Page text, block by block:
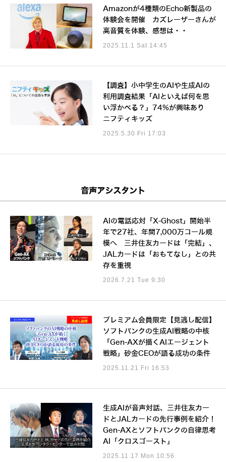
Amazonが4種類のEcho新製品の
体験会を開催 カズレーザーさんが
高音質を体験、感想は・・
2025.11.1 Sat 14:45
【調査】小中学生のAIや生成AIの
利用調査結果「AIといえば何を思
い浮かべる？」74%が興味あり
ニフティキッズ
2025.5.30 Fri 17:03
音声アシスタント
AIの電話応対「X-Ghost」開始半
年で27社、年間7,000万コール規
模へ 三井住友カードは「完結」、
JALカードは「おもてなし」との共
存を重視
2026.7.21 Tue 9:30
プレミアム会員限定【見逃し配信】
ソフトバンクの生成AI戦略の中核
「Gen-AXが描くAIエージェント
戦略」砂金CEOが語る成功の条件
2025.11.21 Fri 16:53
生成AIが音声対話、三井住友カー
ドとJALカードの先行事例を紹介！
Gen-AXとソフトバンクの自律思考
AI「クロスゴースト」
2025.11.17 Mon 10:56